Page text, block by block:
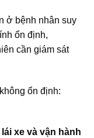
ở bệnh nhân suy
ổn định,
cần giám sát
ổn định:
xe và vận hành